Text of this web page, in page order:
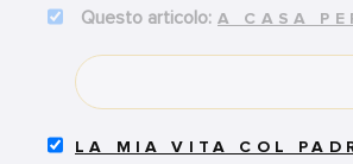
SELECT
CASA
PER
CENA
BUNDLE
A CASA
SELECT
LA MIA VITA COL